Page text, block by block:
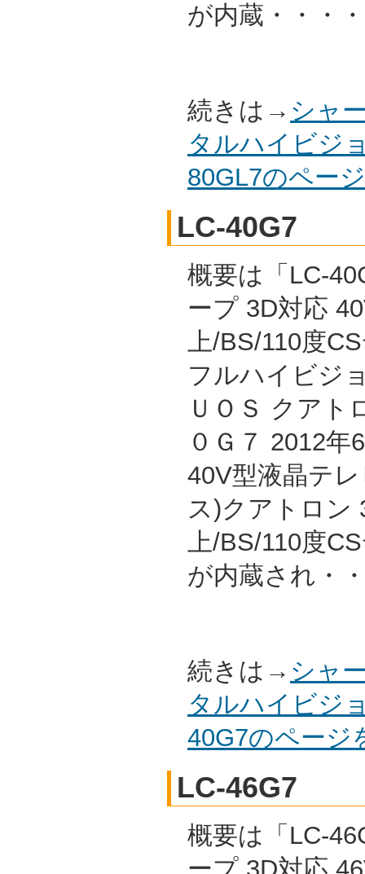
が内蔵・・・
続きは→ シャ
タルハイビジ
80GL7のペー
LC-40G7
概要は「LC-
ープ 3D対応
上/BS/110度
フルハイビジ
ＵＯＳ クアト
０Ｇ７ 2012
40V型液晶テ
ス)クアトロン
上/BS/110度
が内蔵され・
続きは→ シャ
タルハイビジ
40G7のページ
LC-46G7
概要は「LC-